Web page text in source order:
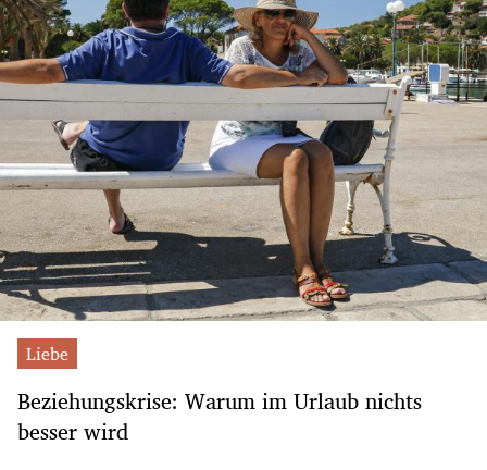
Liebe
Beziehungskrise: Warum im Urlaub nichts
besser wird